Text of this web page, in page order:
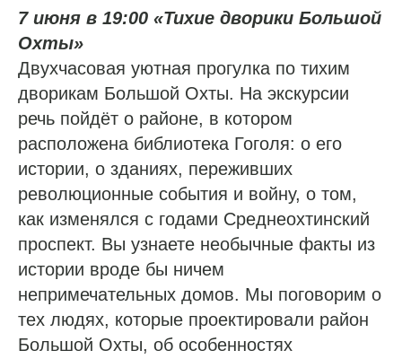
7 июня в 19:00 «Тихие дворики Большой
Охты»
Двухчасовая уютная прогулка по тихим
дворикам Большой Охты. На экскурсии
речь пойдёт о районе, в котором
расположена библиотека Гоголя: о его
истории, о зданиях, переживших
революционные события и войну, о том,
как изменялся с годами Среднеохтинский
проспект. Вы узнаете необычные факты из
истории вроде бы ничем
непримечательных домов. Мы поговорим о
тех людях, которые проектировали район
Большой Охты, об особенностях